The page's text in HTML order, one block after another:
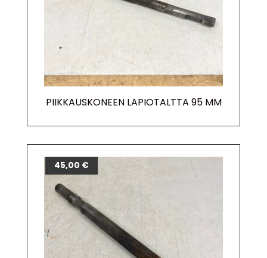
PIIKKAUSKONEEN LAPIOTALTTA 95 MM
45,00 €